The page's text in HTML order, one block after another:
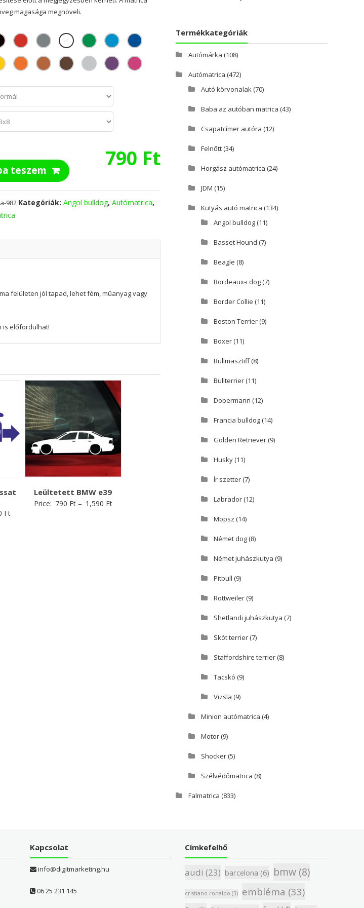
magasága megnöveli.
790 Ft
teszem
982 Kategóriák:Angol bulldog,Autómatrica,
felületen jól tapad, lehet fém, műanyag vagy
is előfordulhat!
Ft
Leültetett BMW e39
Price: 790 Ft– 1,590 Ft
Termékkategóriák
Autómárka (108)
Autómatrica (472)
Autó körvonalak(70)
Baba az autóban matrica (43)
Csapatcímer autóra (12)
Felnőtt(34)
Horgász autómatrica (24)
JDM (15)
Kutyás autó matrica (134)
Angol bulldog(11)
Basset Hound (7)
Beagle (8)
Bordeaux-i dog(7)
Border Collie (11)
Boston Terrier(9)
Boxer(11)
Bullmasztiff(8)
Bullterrier(11)
Dobermann (12)
Francia bulldog(14)
Golden Retriever(9)
Husky(11)
Ír szetter(7)
Labrador(12)
Mopsz (14)
Német dog(8)
Német juhászkutya (9)
Pitbull (9)
Rottweiler(9)
Shetlandi juhászkutya (7)
Skót terrier(7)
Staffordshire terrier(8)
Tacskó (9)
Vizsla (9)
Minion autómatrica (4)
Motor(9)
Shocker(5)
Szélvédőmatrica (8)
Falmatrica (833)
Kapcsolat
info@digitmarketing.hu
06 25 231 145
Címkefelhő
audi (23) barcelona (6) bmw (8)
cristiano ronaldo (3) embléma (33)